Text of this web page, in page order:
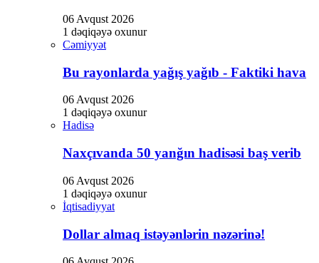
06 Avqust 2026
1 dəqiqəyə oxunur
Cəmiyyət
Bu rayonlarda yağış yağıb - Faktiki hava
06 Avqust 2026
1 dəqiqəyə oxunur
Hadisə
Naxçıvanda 50 yanğın hadisəsi baş verib
06 Avqust 2026
1 dəqiqəyə oxunur
İqtisadiyyat
Dollar almaq istəyənlərin nəzərinə!